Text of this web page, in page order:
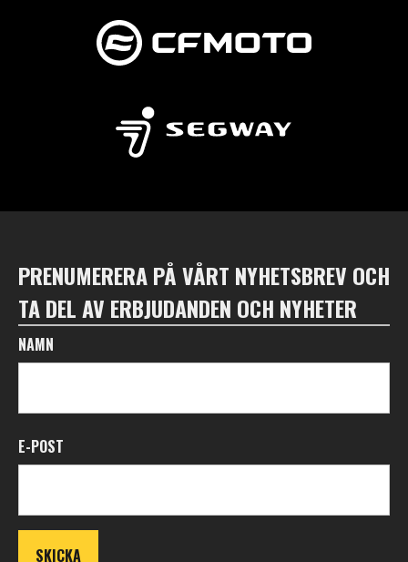
PRENUMERERA PÅ VÅRT NYHETSBREV OCH
TA DEL AV ERBJUDANDEN OCH NYHETER
NAMN
E-POST